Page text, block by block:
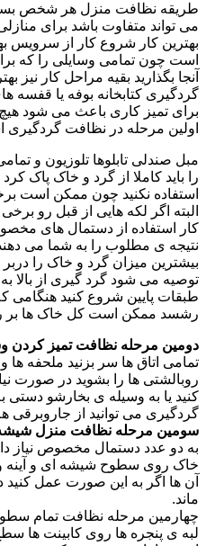
طریقه نظافت منزل هر شخص
می تواند متفاوت باشد برای
بهترین کار شروع کار از سرویس
است چون تمامی وسایلی را که
آنجا بگذارید بقیه مراحل کار نیز
گردگیری کتابخانه بوفه یا قفسه
برای تمیز کاری باعث می شود
اولین مرحله در نظافت
مبل صندلی تابلوها تلوزیون و
را باید کاملا از گرد و خاک پاک
استفاده نکنید چون ممکن است
البته اگر لکه هایی از قبل رو
کار استفاده از دستمال های
نتیجه ی مطلوب را به شما می
بیشترین میزان گرد و خاک را
توصیه می شود گرد گیری از بالا به
طبقات پایین شروع کنید هنگامی
رشسد ممکن است کل خاک ها بر
دومین مرحله نظافت تمیز کردن
تمامی اتاق ها سر بزنید ملحفه ها
روبالشتی ها را بشوید در صورت
کنید یا به وسیله ی بخارشو دستی
گردگیری می توانید از جاروبرقی
سومین مرحله نظافت منزل
به دو عدد دستمال مخصوص نیاز
خاک روی سطوح شیشه ای و
آن ها اگر به این صورت عمل کنید
ماند.
چهارمین مرحله نظافت تمام
لبه ی پنجره ها روی کابینت ها